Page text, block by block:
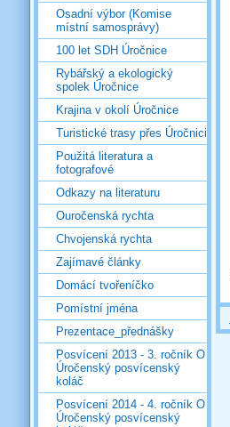
Osadní výbor (Komise
místní samosprávy)
100 let SDH Úročnice
Rybářský a ekologický
spolek Úročnice
Krajina v okolí Úročnice
Turistické trasy přes Úročnici
Použitá literatura a
fotografové
Odkazy na literaturu
Ouročenská rychta
Chvojenská rychta
Zajímavé články
Domácí tvořeníčko
Pomístní jména
Prezentace_přednášky
Posvícení 2013 - 3. ročník O
Úročenský posvícenský
koláč
Posvícení 2014 - 4. ročník O
Úročenský posvícenský